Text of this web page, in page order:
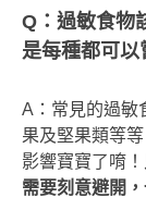
Q ：過敏食
是每種都可以
A：常見的過敏
果及堅果類等
影響寶寶了唷！
需要刻意避開